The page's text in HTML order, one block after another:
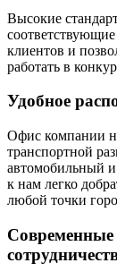
Высокие
клиентов и
работать в
Удобное
Офис компании
транспортной
автомобильный и
к нам легко
любой точки
Современные